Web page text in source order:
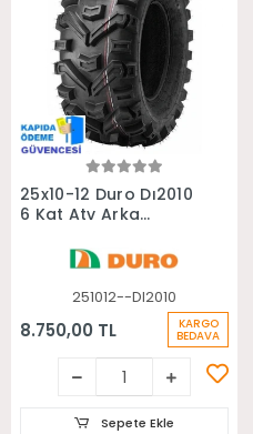
Sepete Ekle
25x10-12 Duro Dı2010
6 Kat Atv Arka
251012--DI2010
8.750,00 TL KARGO
BEDAVA
Sepete Ekle